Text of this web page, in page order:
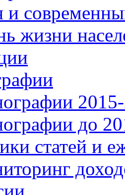
и
жизни
2015-
до
статей и